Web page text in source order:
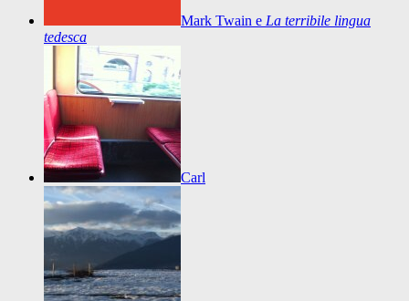
Mark Twain e La terribile lingua
tedesca
Carl